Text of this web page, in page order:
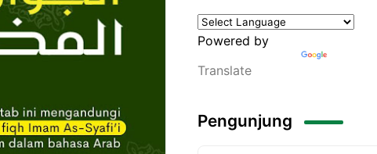
Powered by
Translate
Pengunjung